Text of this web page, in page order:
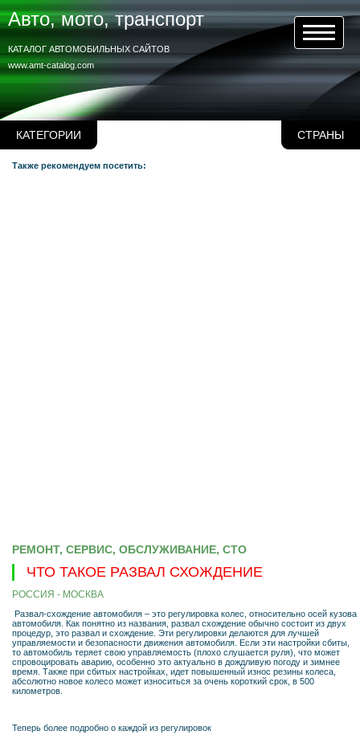
КАТЕГОРИИ СТРАНЫ
Авто, мото, транспорт
www.amt-catalog.com
КАТАЛОГ АВТОМОБИЛЬНЫХ САЙТОВ
Также рекомендуем посетить:
РЕМОНТ, СЕРВИС, ОБСЛУЖИВАНИЕ, СТО
ЧТО ТАКОЕ РАЗВАЛ СХОЖДЕНИЕ
РОССИЯ - МОСКВА
Развал-схождение автомобиля – это регулировка колес, относительно осей кузова
автомобиля. Как понятно из названия, развал схождение обычно состоит из двух
процедур, это развал и схождение. Эти регулировки делаются для лучшей
управляемости и безопасности движения автомобиля. Если эти настройки сбиты,
то автомобиль теряет свою управляемость (плохо слушается руля), что может
спровоцировать аварию, особенно это актуально в дождливую погоду и зимнее
время. Также при сбитых настройках, идет повышенный износ резины колеса,
абсолютно новое колесо может износиться за очень короткий срок, в 500
километров.
Теперь более подробно о каждой из регулировок